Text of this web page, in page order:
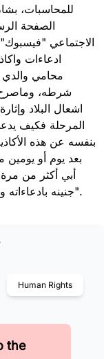
للمحاسبات،
الصفحة
الاجتماعي
ادعاءات
محامي
شرطه،
اشعال البلاد
المرحلة فكيف
بنفسه عن هذه
بعد يوم أو
أبي أكثر من
جنينه بادعاءاته واكاذيبه يخدم مخططات الإخوان وأعداء مصر".
Human Rights
the